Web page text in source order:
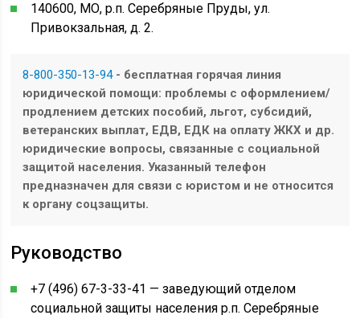
140600, МО, р.п. Серебряные Пруды, ул.
Привокзальная, д. 2.
8-800-350-13-94- бесплатная горячая линия
юридической помощи: проблемы с оформлением/
продлением детских пособий, льгот, субсидий,
ветеранских выплат, ЕДВ, ЕДК на оплату ЖКХ и др.
юридические вопросы, связанные с социальной
защитой населения. Указанный телефон
предназначен для связи с юристом и не относится
к органу соцзащиты.
Руководство
+7 (496) 67-3-33-41 — заведующий отделом
социальной защиты населения р.п. Серебряные